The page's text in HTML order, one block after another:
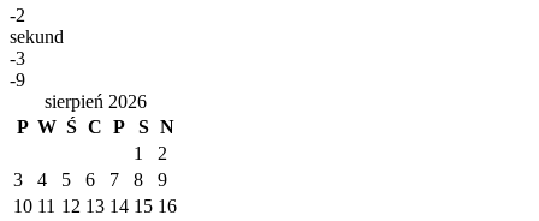
-2
sekund
-3
-9
sierpień 2026
P W Ś C P S N
1
2
3
4 5 6 7 8
9
10 11 12 13 14 15 16